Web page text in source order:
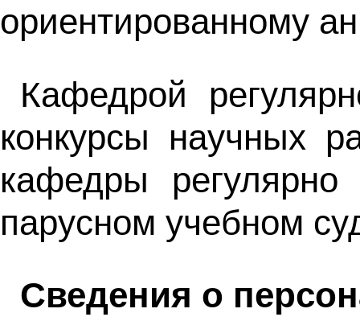
ориентированному
Кафедрой
конкурсы научных
кафедры регулярно
парусном учебном
Сведения о